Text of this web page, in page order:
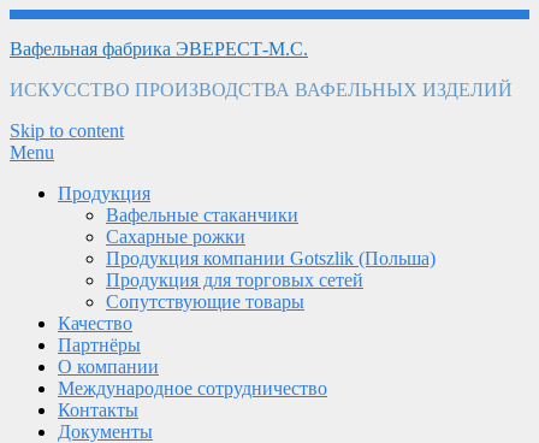
Вафельная фабрика ЭВЕРЕСТ-М.С.
ИСКУССТВО ПРОИЗВОДСТВА ВАФЕЛЬНЫХ ИЗДЕЛИЙ
Skip to content
Menu
Продукция
Вафельные стаканчики
Сахарные рожки
Продукция компании Gotszlik (Польша)
Продукция для торговых сетей
Сопутствующие товары
Качество
Партнёры
О компании
Международное сотрудничество
Контакты
Документы